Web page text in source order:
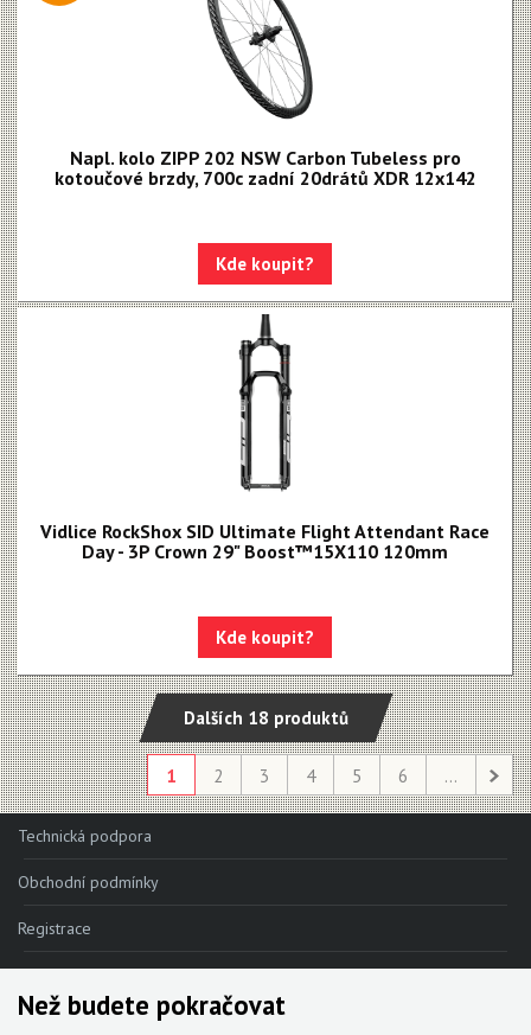
Napl. kolo ZIPP 202 NSW Carbon Tubeless pro
kotoučové brzdy, 700c zadní 20drátů XDR 12x142
Kde koupit?
Vidlice RockShox SID Ultimate Flight Attendant Race
Day - 3P Crown 29" Boost™15X110 120mm
Kde koupit?
Dalších 18 produktů
1 2 3 4 5 6 ...
Technická podpora
Obchodní podmínky
Registrace
Reklamace
Kde nakoupit
Než budete pokračovat